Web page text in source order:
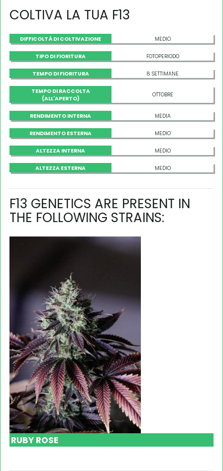
COLTIVA LA TUA F13
DIFFICOLTÀ DI COLTIVAZIONE MEDIO
TIPO DI FIORITURA FOTOPERIODO
TEMPO DI FIORITURA 8 SETTIMANE
TEMPO DI RACCOLTA
(ALL'APERTO)
OTTOBRE
RENDIMENTO INTERNA MEDIA
RENDIMENTO ESTERNA MEDIO
ALTEZZA INTERNA MEDIO
ALTEZZA ESTERNA MEDIO
F13 GENETICS ARE PRESENT IN
THE FOLLOWING STRAINS:
RUBY ROSE